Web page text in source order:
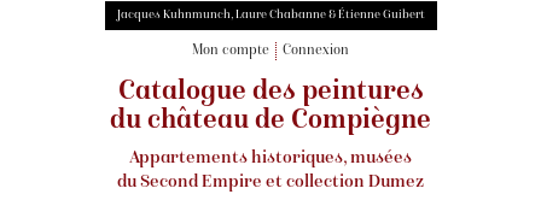
Jacques Kuhnmunch, Laure Chabanne & Étienne Guibert
Mon compte Connexion
Catalogue des peintures
du château de Compiègne
Appartements historiques, musées
du Second Empire et collection Dumez